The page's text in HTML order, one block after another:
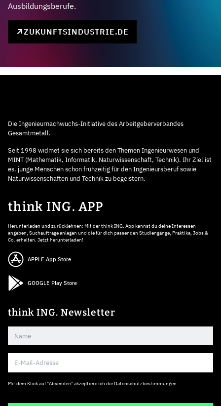
Ausbildungsberufe.
ZUKUNFTSINDUSTRIE.DE
Die Ingenieurnachwuchs-Initiative des Arbeitgeberverbandes
Gesamtmetall.
Seit 1998 widmet sie sich bereits den Themen Ingenieurwesen und
MINT (Mathematik, Informatik, Naturwissenschaft, Technik). Ihr Ziel ist
es, junge Menschen schon frühzeitig für den Ingenieursberuf sowie
Naturwissenschaften und Technik zu begeistern.
think ING. APP
Herunterladen und zurücklehnen: Mit der think ING. App kannst du deine Interessen
angeben, Suchaufträge anlegen und die für dich passenden Studiengänge, Praktika, Jobs &
Co. erhalten. Jetzt herunterladen!
APPLE App Store
GOOGLE Play Store
think ING. Newsletter
Mit dem Klick auf "Absenden" akzeptiere ich die Datenschutzbestimmungen